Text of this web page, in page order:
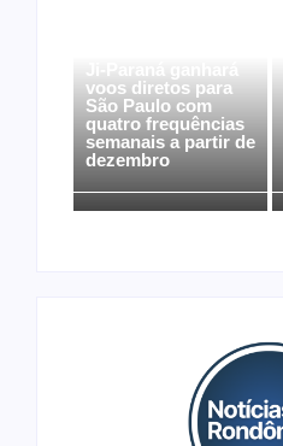
voos diretos para
São Paulo com
quatro frequências
semanais a partir de
dezembro